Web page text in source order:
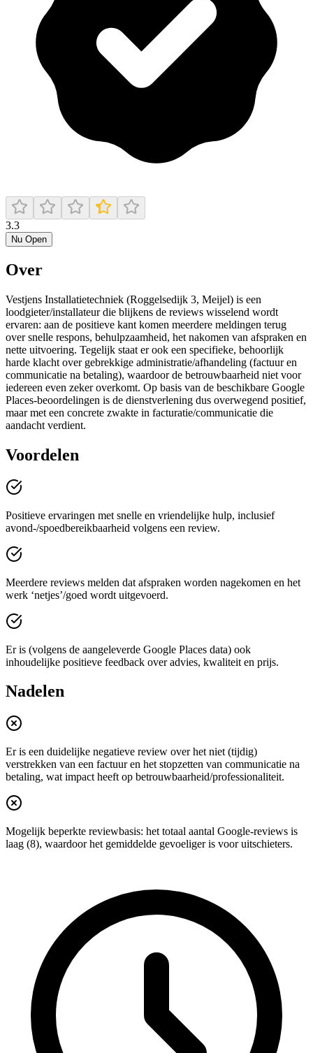
3.3
Nu Open
Over
Vestjens Installatietechniek (Roggelsedijk 3, Meijel) is een
loodgieter/installateur die blijkens de reviews wisselend wordt
ervaren: aan de positieve kant komen meerdere meldingen terug
over snelle respons, behulpzaamheid, het nakomen van afspraken en
nette uitvoering. Tegelijk staat er ook een specifieke, behoorlijk
harde klacht over gebrekkige administratie/afhandeling (factuur en
communicatie na betaling), waardoor de betrouwbaarheid niet voor
iedereen even zeker overkomt. Op basis van de beschikbare Google
Places-beoordelingen is de dienstverlening dus overwegend positief,
maar met een concrete zwakte in facturatie/communicatie die
aandacht verdient.
Voordelen
Positieve ervaringen met snelle en vriendelijke hulp, inclusief
avond-/spoedbereikbaarheid volgens een review.
Meerdere reviews melden dat afspraken worden nagekomen en het
werk ‘netjes’/goed wordt uitgevoerd.
Er is (volgens de aangeleverde Google Places data) ook
inhoudelijke positieve feedback over advies, kwaliteit en prijs.
Nadelen
Er is een duidelijke negatieve review over het niet (tijdig)
verstrekken van een factuur en het stopzetten van communicatie na
betaling, wat impact heeft op betrouwbaarheid/professionaliteit.
Mogelijk beperkte reviewbasis: het totaal aantal Google-reviews is
laag (8), waardoor het gemiddelde gevoeliger is voor uitschieters.